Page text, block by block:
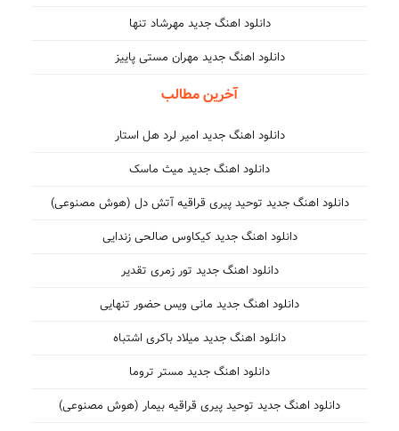
دانلود اهنگ جدید مهرشاد تنها
دانلود اهنگ جدید مهران مستی پاییز
آخرین مطالب
دانلود اهنگ جدید امیر لرد هل استار
دانلود اهنگ جدید میث ماسک
دانلود اهنگ جدید توحید پیری قراقیه آتش دل (هوش مصنوعی)
دانلود اهنگ جدید کیکاوس صالحی زندایی
دانلود اهنگ جدید تور زمری تقدیر
دانلود اهنگ جدید مانی ویس حضور تنهایی
دانلود اهنگ جدید میلاد باکری اشتباه
دانلود اهنگ جدید مستر تروما
دانلود اهنگ جدید توحید پیری قراقیه بیمار (هوش مصنوعی)